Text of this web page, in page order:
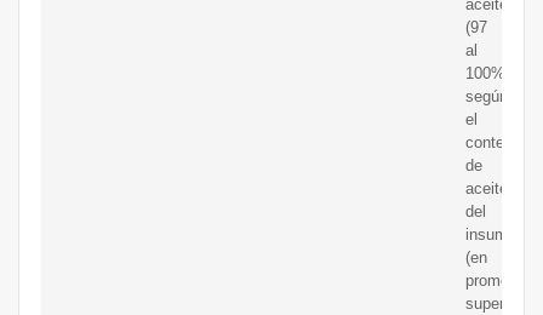
aceite
(97
al
100%):
según
el
contenido
de
aceite
del
insumo
(en
promedio
superior